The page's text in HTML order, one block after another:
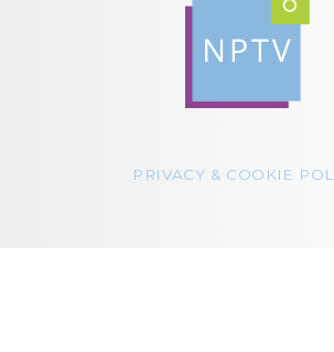
PRIVACY & COOKIE